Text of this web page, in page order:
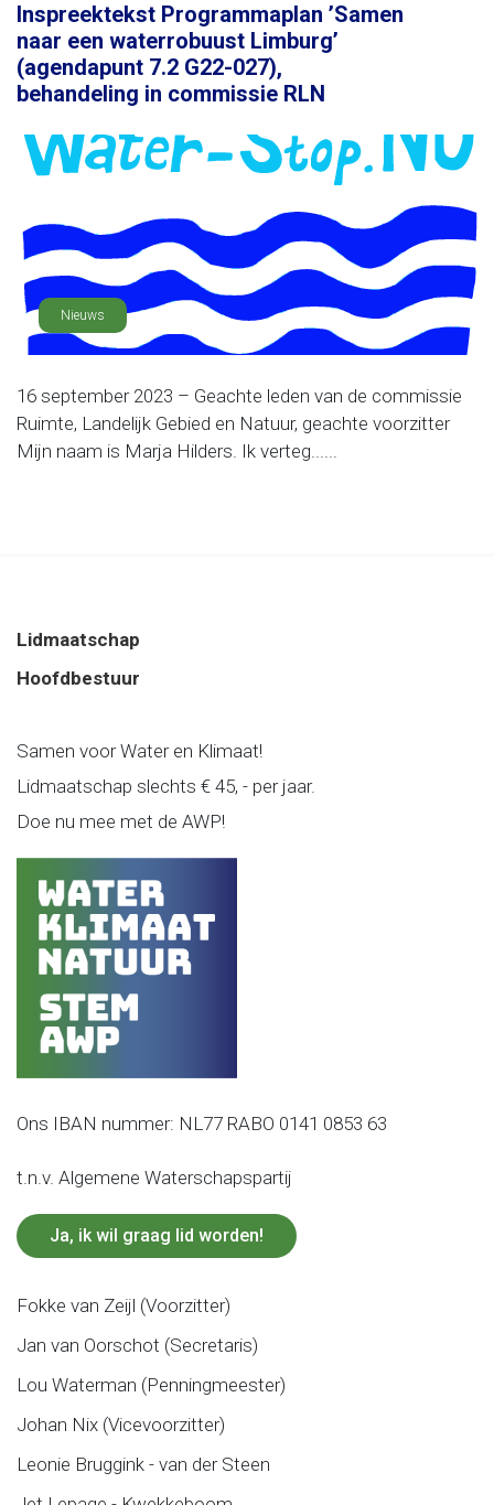
Inspreektekst Programmaplan ’Samen
naar een waterrobuust Limburg’
(agendapunt 7.2 G22-027),
behandeling in commissie RLN
Nieuws
16 september 2023 – Geachte leden van de commissie
Ruimte, Landelijk Gebied en Natuur, geachte voorzitter
Mijn naam is Marja Hilders. Ik verteg......
Lidmaatschap
Hoofdbestuur
Samen voor Water en Klimaat!
Lidmaatschap slechts € 45, - per jaar.
Doe nu mee met de AWP!
Ons IBAN nummer: NL77 RABO 0141 0853 63
t.n.v. Algemene Waterschapspartij
Ja, ik wil graag lid worden!
Fokke van Zeijl (Voorzitter)
Jan van Oorschot (Secretaris)
Lou Waterman (Penningmeester)
Johan Nix (Vicevoorzitter)
Leonie Bruggink - van der Steen